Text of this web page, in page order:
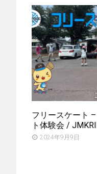
フリースケート
ト体験会 /
2024年9月9日